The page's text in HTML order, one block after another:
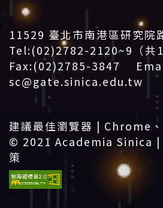
11529 臺北市南港區研究院
Tel:(02)2782-2120~9（共
Fax:(02)2785-3847
sc@gate.sinica.edu.tw
:::
建議最佳瀏覽器 | Chrome
© 2021 Academia Sinica |
策